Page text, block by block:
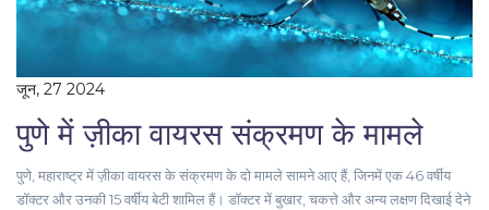
जून, 27 2024
पुणे में ज़ीका वायरस संक्रमण के मामले
पुणे, महाराष्ट्र में ज़ीका वायरस के संक्रमण के दो मामले सामने आए हैं, जिनमें एक 46 वर्षीय
डॉक्टर और उनकी 15 वर्षीय बेटी शामिल हैं। डॉक्टर में बुखार, चकत्ते और अन्य लक्षण दिखाई देने